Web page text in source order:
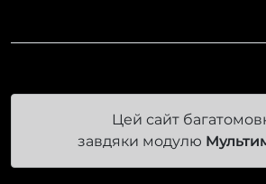
Цей сайт
завдяки модулю